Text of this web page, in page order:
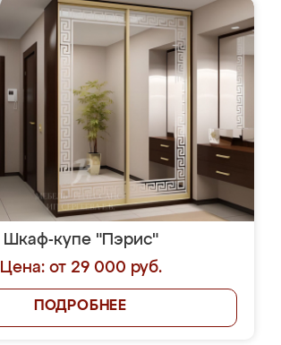
Шкаф-купе "Пэрис"
Цена: от 29 000 руб.
ПОДРОБНЕЕ